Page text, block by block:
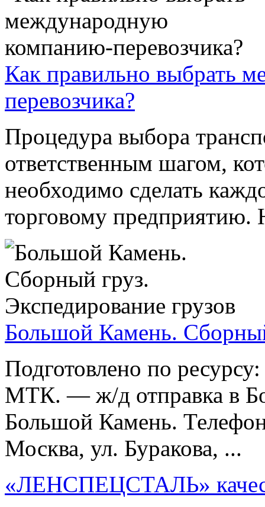
Как правильно выбрать
перевозчика?
Процедура выбора
ответственным шагом,
необходимо сделать
торговому предприятию.
Большой Камень.
Подготовлено по
МТК. — ж/д отправка в
Большой Камень.
Москва, ул. Буракова, ...
«ЛЕНСПЕЦСТАЛЬ»